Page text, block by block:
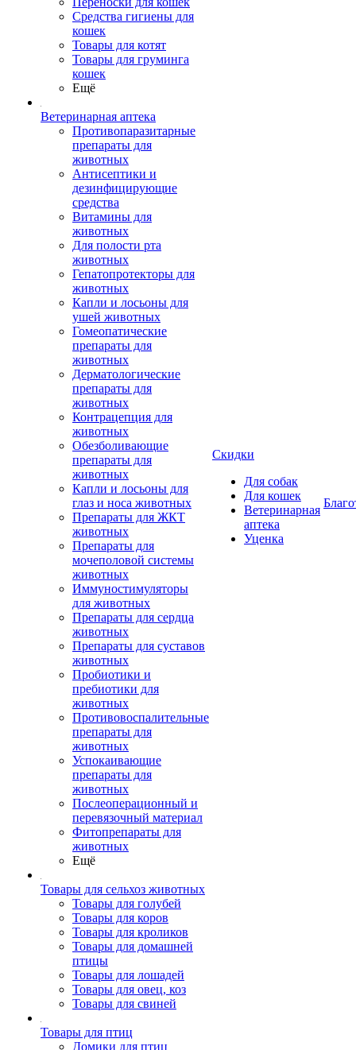
Средства гигиены для
кошек
Товары для котят
Товары для груминга
кошек
Ещё
Ветеринарная аптека
Противопаразитарные
препараты для
животных
Антисептики и
дезинфицирующие
средства
Витамины для
животных
Для полости рта
животных
Гепатопротекторы для
животных
Капли и лосьоны для
ушей животных
Гомеопатические
препараты для
животных
Дерматологические
препараты для
животных
Контрацепция для
животных
Обезболивающие
препараты для
животных
Капли и лосьоны для
глаз и носа животных
Препараты для ЖКТ
животных
Препараты для
мочеполовой системы
животных
Иммуностимуляторы
для животных
Препараты для сердца
животных
Препараты для суставов
животных
Пробиотики и
пребиотики для
животных
Противовоспалительные
препараты для
животных
Успокаивающие
препараты для
животных
Послеоперационный и
перевязочный материал
Фитопрепараты для
животных
Ещё
Товары для сельхоз животных
Товары для голубей
Товары для коров
Товары для кроликов
Товары для домашней
птицы
Товары для лошадей
Товары для овец, коз
Товары для свиней
Товары для птиц
Домики для птиц
Скидки
Для собак
Для кошек
Ветеринарная
аптека
Уценка